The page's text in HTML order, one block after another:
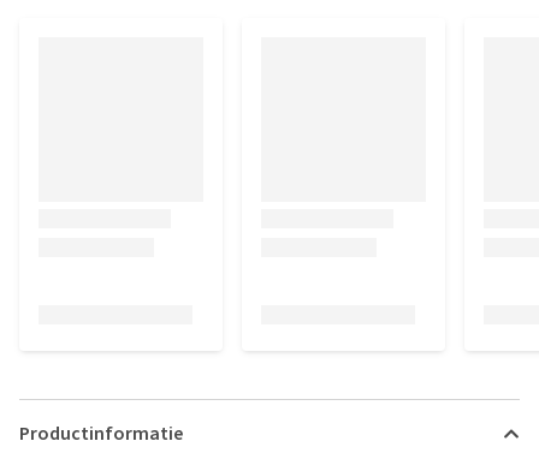
Productinformatie